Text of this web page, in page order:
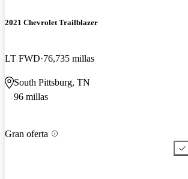
2021 Chevrolet Trailblazer
LT FWD 76,735 millas
South Pittsburg, TN
96 millas
Gran oferta